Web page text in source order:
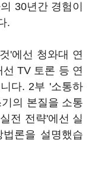
30년간 경험이
.
'에선 청와대 연
TV 토론 등 연
다. 2부 '소통하
의 본질을 소통
전 전략'에선 실
론을 설명했습